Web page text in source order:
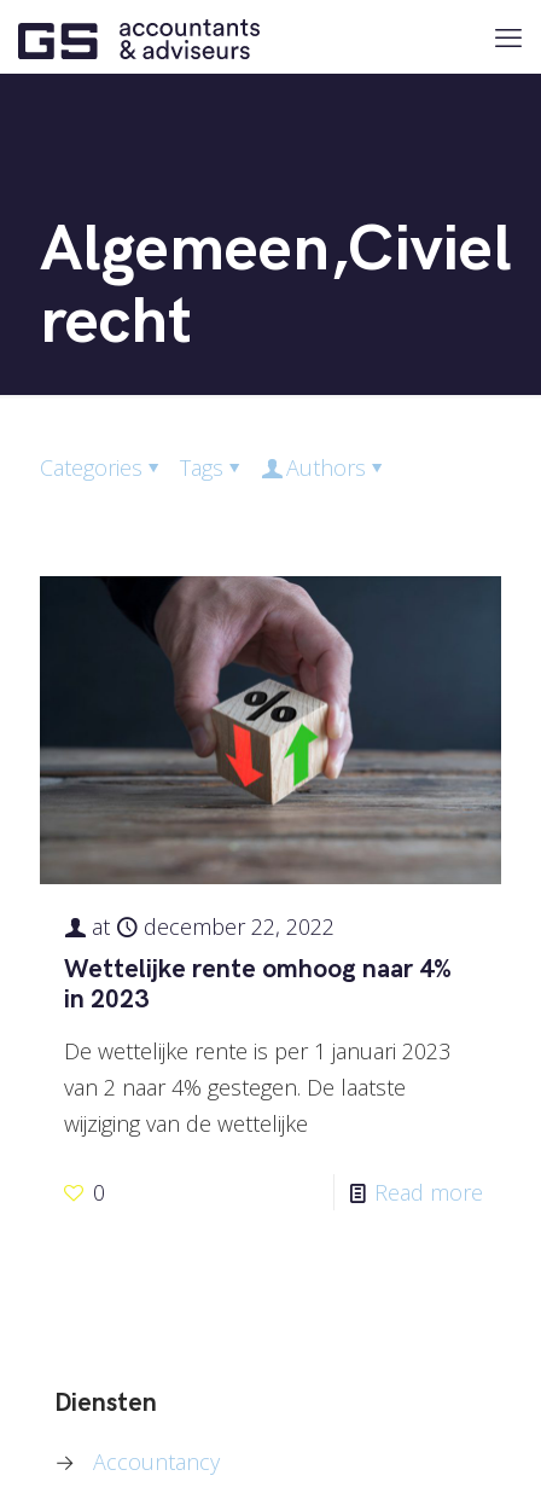
Algemeen,Civiel
recht
Categories Tags Authors
at december 22, 2022
Wettelijke rente omhoog naar 4%
in 2023
De wettelijke rente is per 1 januari 2023
van 2 naar 4% gestegen. De laatste
wijziging van de wettelijke
0 Read more
Diensten
→
Accountancy